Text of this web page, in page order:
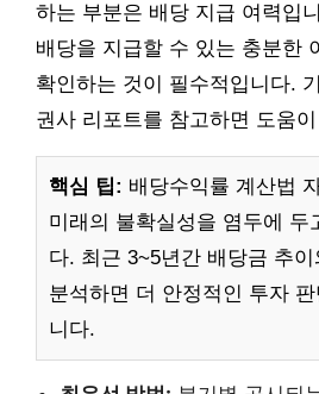
하는 부분은 배당 지급 여력입
배당을 지급할 수 있는 충분한
확인하는 것이 필수적입니다.
권사 리포트를 참고하면 도움
핵심 팁: 배당수익률 계산법
미래의 불확실성을 염두에 두
다. 최근 3~5년간 배당금 추이
분석하면 더 안정적인 투자
니다.